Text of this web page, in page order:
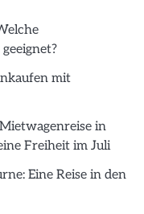
mit
in
Freiheit im Juli
Eine Reise in den